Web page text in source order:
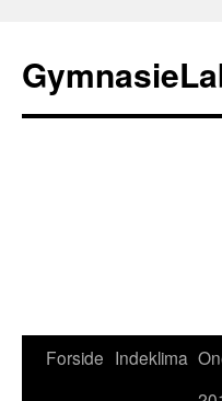
indhold
Forside Indeklima